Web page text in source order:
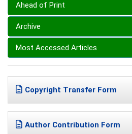
Ahead of Print
Archive
Most Accessed Articles
Copyright Transfer Form
Author Contribution Form